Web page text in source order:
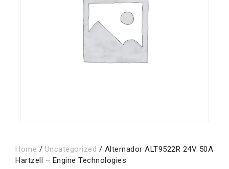
Home / Uncategorized / Alternador ALT9522R 24V 50A
Hartzell – Engine Technologies